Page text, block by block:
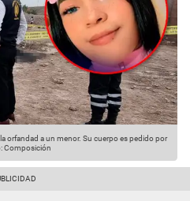
orfandad a un menor. Su cuerpo es pedido por
Composición